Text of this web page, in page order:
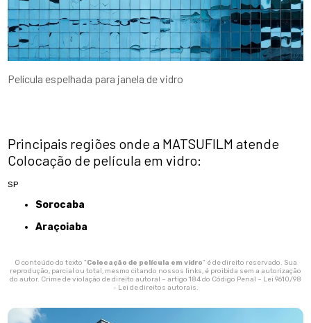
Película espelhada para janela de vidro
Principais regiões onde a MATSUFILM atende
Colocação de película em vidro:
SP
Sorocaba
Araçoiaba
O conteúdo do texto "Colocação de película em vidro" é de direito reservado. Sua
reprodução, parcial ou total, mesmo citando nossos links, é proibida sem a autorização
do autor. Crime de violação de direito autoral – artigo 184 do Código Penal – Lei 9610/98
- Lei de direitos autorais.